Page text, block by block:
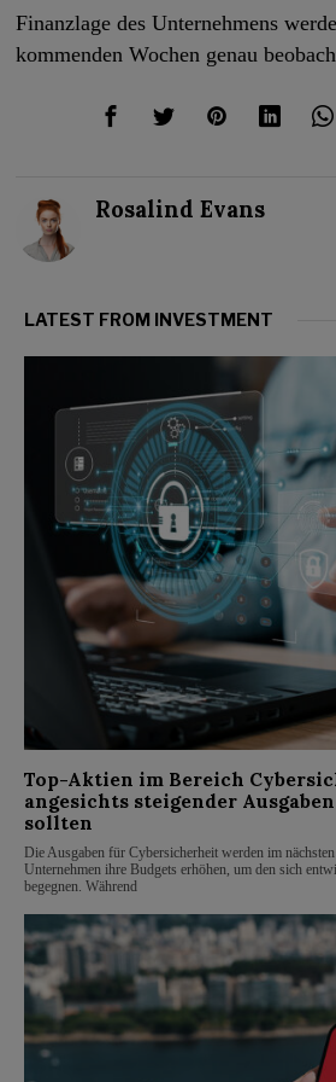
Finanzlage des Unternehmens
kommenden Wochen genau
Rosalind Evans
LATEST FROM INVESTMENT
Top-Aktien im Bereich
angesichts steigender
sollten
Die Ausgaben für Cybersicherheit werden im
Unternehmen ihre Budgets erhöhen, um den sich
begegnen. Während